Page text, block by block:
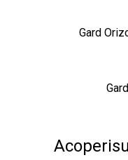
Gard